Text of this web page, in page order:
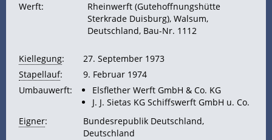
Werft:
Rheinwerft (Gutehoffnungshütte
Sterkrade Duisburg), Walsum,
Deutschland, Bau-Nr. 1112
Kiellegung:
27. September 1973
Stapellauf:
9. Februar 1974
Umbauwerft:
Elsflether Werft GmbH & Co. KG
J. J. Sietas KG Schiffswerft GmbH u. Co.
Eigner:
Bundesrepublik Deutschland,
Deutschland